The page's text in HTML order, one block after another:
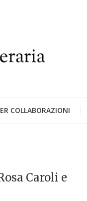
COLLABORAZIONI
Caroli e